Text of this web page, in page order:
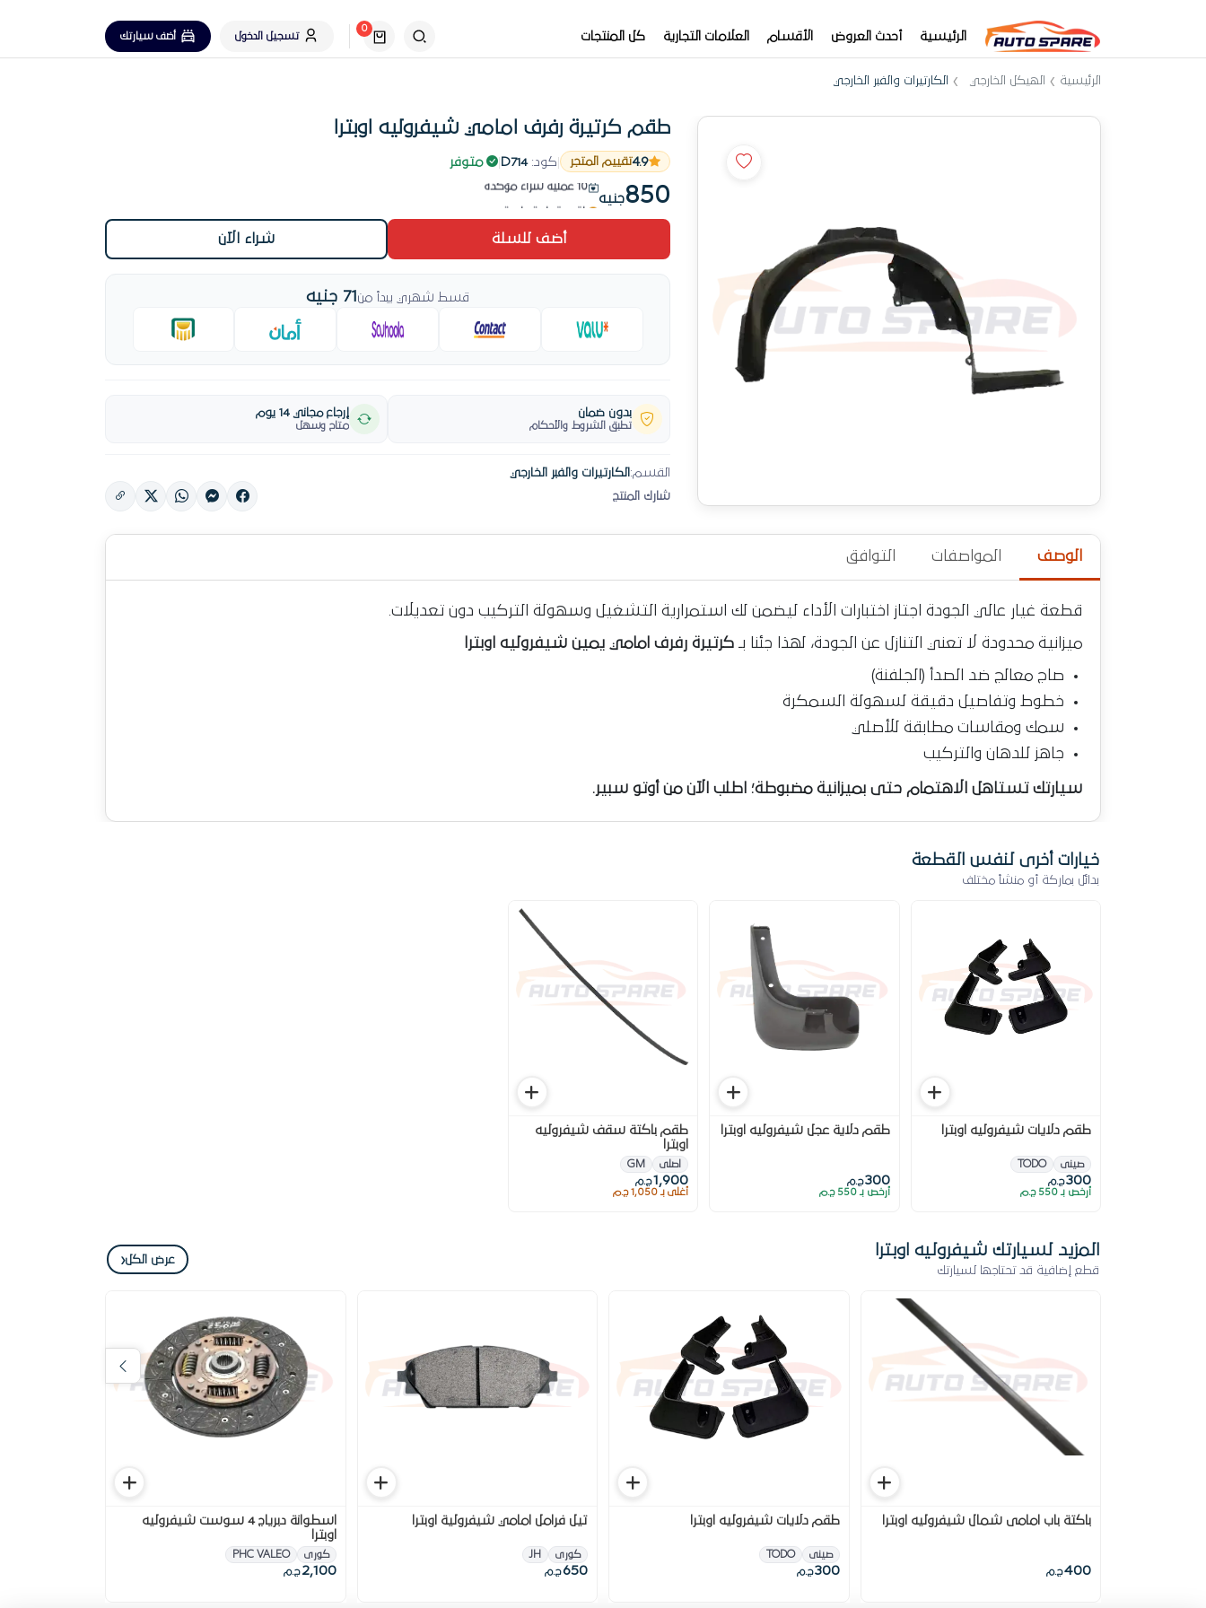
الرئيسية أحدث العروض الأقسام العلامات التجارية كل المنتجات
0
تسجيل الدخول
أضف سيارتك
الرئيسية الهيكل الخارجي الكارتيرات والفبر الخارجي
طقم كرتيرة رفرف امامي شيفروليه اوبترا
4.9تقييم المتجر كود:D714 متوفر
850جنيه
باقي قطعة واحدة
أضف للسلة شراء الآن
قسط شهري يبدأ من 71 جنيه
بدون ضمان
تطبق الشروط والأحكام
إرجاع مجاني 14 يوم
متاح وسهل
القسم: الكارتيرات والفبر الخارجي
شارك المنتج
الوصف المواصفات التوافق
قطعة غيار عالي الجودة اجتاز اختبارات الأداء ليضمن لك استمرارية التشغيل وسهولة التركيب دون تعديلات.
ميزانية محدودة لا تعني التنازل عن الجودة، لهذا جئنا بـ كرتيرة رفرف امامي يمين شيفروليه اوبترا
صاج معالج ضد الصدأ (الجلفنة)
خطوط وتفاصيل دقيقة لسهولة السمكرة
سمك ومقاسات مطابقة للأصلي
جاهز للدهان والتركيب
سيارتك تستاهل الاهتمام حتى بميزانية مضبوطة؛ اطلب الآن من أوتو سبير.
خيارات أخرى لنفس القطعة
بدائل بماركة أو منشأ مختلف
طقم دلايات شيفروليه اوبترا
صينى TODO
300ج.م
أرخص بـ 550 ج.م
طقم دلاية عجل شيفروليه اوبترا
300 ج.م
أرخص بـ 550 ج.م
طقم باكتة سقف شيفروليه
اوبترا
اصلى GM
1,900ج.م
أغلى بـ 1,050 ج.م
المزيد لسيارتك شيفروليه اوبترا
قطع إضافية قد تحتاجها لسيارتك
عرض الكل‹
باكتة باب امامى شمال شيفروليه اوبترا
400ج.م
طقم دلايات شيفروليه اوبترا
صينى TODO
300 ج.م
تيل فرامل امامي شيفرولية اوبترا
كورى JH
650ج.م
اسطوانة دبرياج 4 سوست شيفروليه
اوبترا
كورى PHC VALEO
2,100 ج.م